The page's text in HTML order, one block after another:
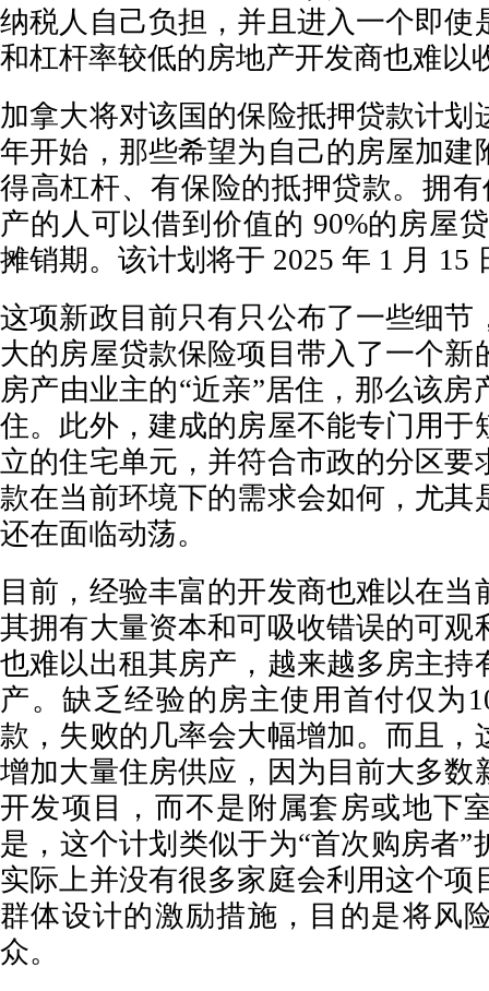
纳税人自己负担，并且进入一个即使
和杠杆率较低的房地产开发商也难以
加拿大将对该国的保险抵押贷款计划
年开始，那些希望为自己的房屋加建
得高杠杆、有保险的抵押贷款。拥
产的人可以借到价值的 90%的房屋
摊销期。该计划将于 2025 年 1 月 15
这项新政目前只有只公布了一些细节
大的房屋贷款保险项目带入了一个新
房产由业主的“近亲”居住，那么该房
住。此外，建成的房屋不能专门用于
立的住宅单元，并符合市政的分区要
款在当前环境下的需求会如何，尤其
还在面临动荡。
目前，经验丰富的开发商也难以在当
其拥有大量资本和可吸收错误的可观
也难以出租其房产，越来越多房主持
产。缺乏经验的房主使用首付仅为
款，失败的几率会大幅增加。而且，
增加大量住房供应，因为目前大多数
开发项目，而不是附属套房或地下
是，这个计划类似于为“首次购房者”
实际上并没有很多家庭会利用这个项
群体设计的激励措施，目的是将风
众。